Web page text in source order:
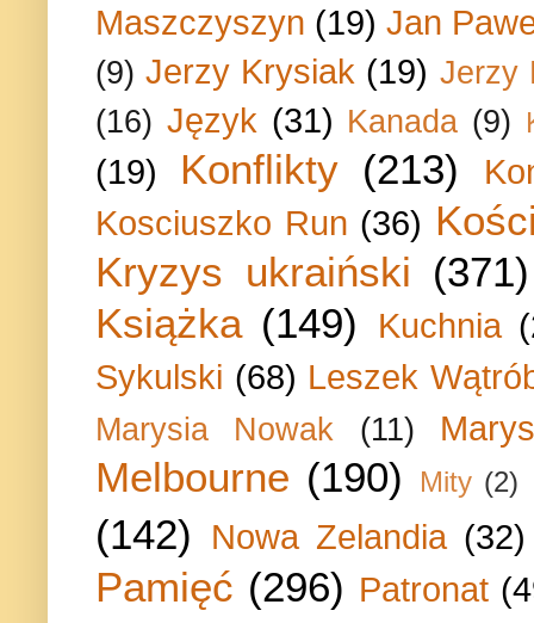
Maszczyszyn (19) Jan
(9) Jerzy Krysiak (19) Jerzy
(16) Język (31) Kanada (9)
(19) Konflikty (213)
Kosciuszko Run (36)
Kryzys ukraiński (371)
Książka (149) Kuchnia
Sykulski (68) Leszek
Marysia Nowak (11)
Melbourne (190) Mity (2)
(142) Nowa Zelandia (32)
Pamięć (296) Patronat